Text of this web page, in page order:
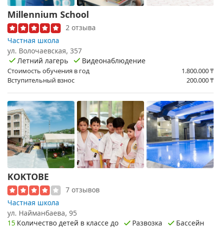
Millennium School
2 отзыва
Частная школа
ул. Волочаевская, 357
Летний лагерь
Видеонаблюдение
Стоимость обучения в год 1.800.000₸
Вступительный взнос
200.000₸
KOKTOBE
7 отзывов
Частная школа
ул. ​Найманбаева, 95
15 Количество детей в классе до Развозка Бассейн